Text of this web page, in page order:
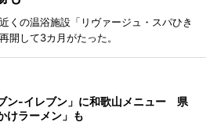
くの温浴施設「リヴァージュ・スパひき
開して3カ月がたった。
ン-イレブン」に和歌山メニュー 県
けラーメン」も